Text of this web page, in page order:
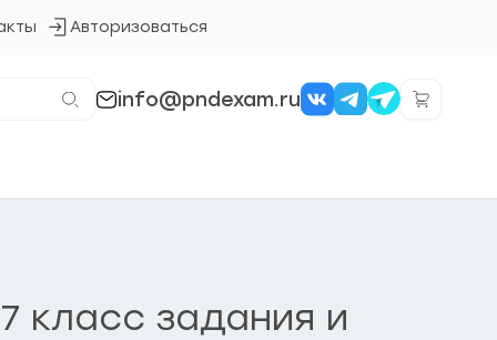
Авторизоваться
Кнопка
info@pndexam.ru
класс задания и